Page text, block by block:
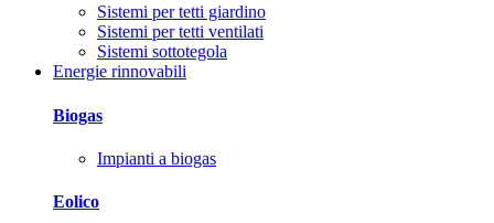
Sistemi per tetti giardino
Sistemi per tetti ventilati
Sistemi sottotegola
Energie rinnovabili
Biogas
Impianti a biogas
Eolico